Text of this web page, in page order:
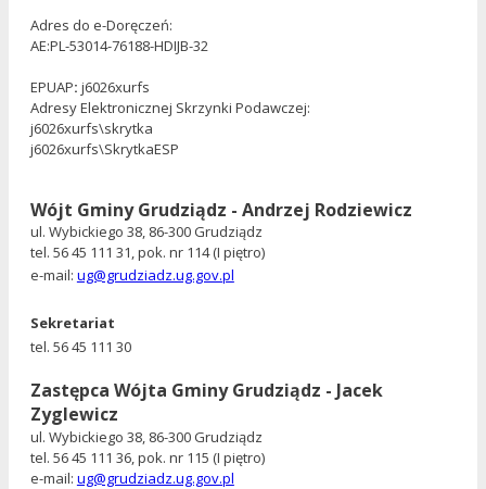
Adres do e-Doręczeń:
AE:PL-53014-76188-HDIJB-32
EPUAP: j6026xurfs
Adresy Elektronicznej Skrzynki Podawczej:
j6026xurfs\skrytka
j6026xurfs\SkrytkaESP
Wójt Gminy Grudziądz - Andrzej Rodziewicz
ul. Wybickiego 38, 86-300 Grudziądz
tel. 56 45 111 31, pok. nr 114 (I piętro)
e-mail: ug@grudziadz.ug.gov.pl
Sekretariat
tel. 56 45 111 30
Zastępca Wójta Gminy Grudziądz - Jacek
Zyglewicz
ul. Wybickiego 38, 86-300 Grudziądz
tel. 56 45 111 36,pok. nr 115 (I piętro)
e-mail: ug@grudziadz.ug.gov.pl